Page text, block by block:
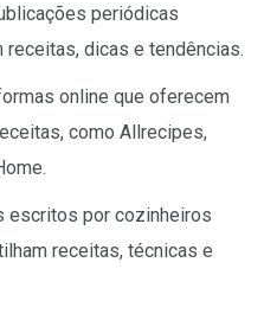
periódicas
receitas, dicas e tendências.
online que oferecem
como Allrecipes,
escritos por cozinheiros
receitas, técnicas e